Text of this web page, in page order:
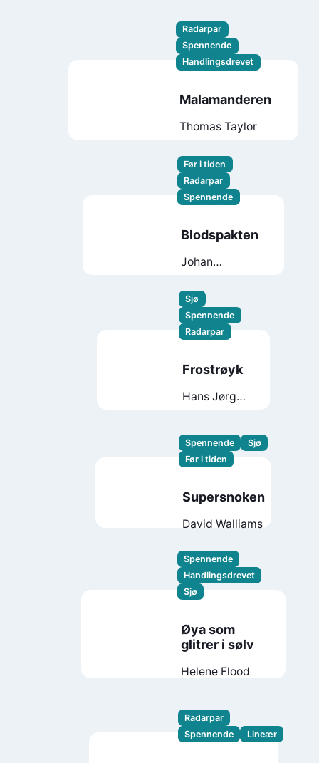
Radarpar
Spennende
Handlingsdrevet
Malamanderen
Thomas Taylor
Før i tiden
Radarpar
Spennende
Blodspakten
Johan
Sjø
Spennende
Radarpar
Frostrøyk
Hans Jørgen
Spennende
Sjø
Før i tiden
Supersnoken
David Walliams
Spennende
Handlingsdrevet
Sjø
Øya som
glitrer i sølv
Helene Flood
Radarpar
Spennende
Lineær